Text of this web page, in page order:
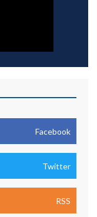
Facebook
Twitter
RSS